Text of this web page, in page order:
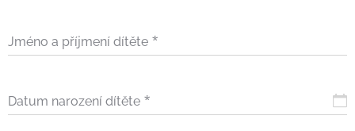
Jméno a příjmení dítěte
Datum narození dítěte